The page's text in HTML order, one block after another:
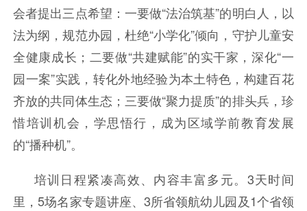
会者提出三点希望：一要做“法治筑基”的明白人，以
法为纲，规范办园 ， 杜绝“小学化”倾向，守护儿童安
全健康成长；二要做“共建赋能”的实干家，深化“一
园一案”实践，转化外地经验为本土特色，构建百花
齐放的共同体生态；三要做“聚力提质”的排头兵，珍
惜培训机会，学思悟行，成为区域学前教育发展
的“播种机”。
培训日程紧凑高效、内容丰富多元。3天时间
里，5场名家专题讲座、3所省领航幼儿园及1个省领